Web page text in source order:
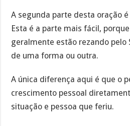
A segunda parte desta oração
Esta é a parte mais fácil,
geralmente estão rezando pelo
de uma forma ou outra.
A única diferença aqui é que o
crescimento pessoal
situação e pessoa que feriu.